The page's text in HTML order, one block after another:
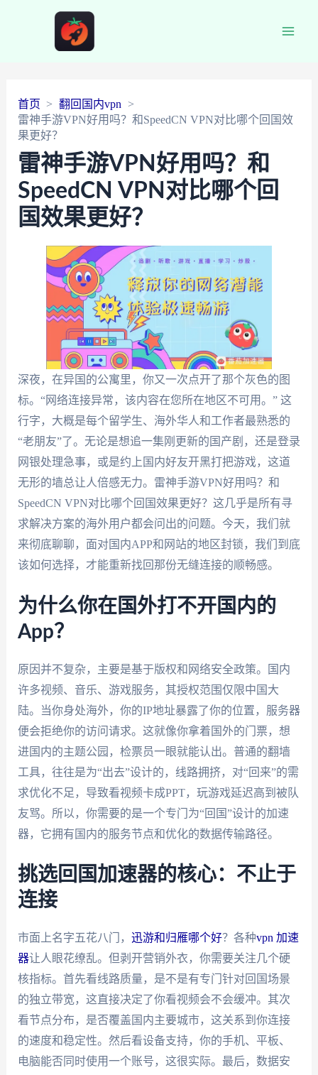
首页
翻回国内vpn
雷神手游VPN好用吗？和SpeedCN VPN对比哪个回国效
果更好？
雷神手游VPN好用吗？和
SpeedCN VPN对比哪个回
国效果更好？
深夜，在异国的公寓里，你又一次点开了那个灰色的图
标。“网络连接异常，该内容在您所在地区不可用。” 这
行字，大概是每个留学生、海外华人和工作者最熟悉的
“老朋友”了。无论是想追一集刚更新的国产剧，还是登录
网银处理急事，或是约上国内好友开黑打把游戏，这道
无形的墙总让人倍感无力。雷神手游VPN好用吗？和
SpeedCN VPN对比哪个回国效果更好？这几乎是所有寻
求解决方案的海外用户都会问出的问题。今天，我们就
来彻底聊聊，面对国内APP和网站的地区封锁，我们到底
该如何选择，才能重新找回那份无缝连接的顺畅感。
为什么你在国外打不开国内的
App？
原因并不复杂，主要是基于版权和网络安全政策。国内
许多视频、音乐、游戏服务，其授权范围仅限中国大
陆。当你身处海外，你的IP地址暴露了你的位置，服务器
便会拒绝你的访问请求。这就像你拿着国外的门票，想
进国内的主题公园，检票员一眼就能认出。普通的翻墙
工具，往往是为“出去”设计的，线路拥挤，对“回来”的需
求优化不足，导致看视频卡成PPT，玩游戏延迟高到被队
友骂。所以，你需要的是一个专门为“回国”设计的加速
器，它拥有国内的服务节点和优化的数据传输路径。
挑选回国加速器的核心：不止于
连接
市面上名字五花八门， 迅游和归雁哪个好？各种vpn 加速
器让人眼花缭乱。但剥开营销外衣，你需要关注几个硬
核指标。首先看线路质量，是不是有专门针对回国场景
的独立带宽，这直接决定了你看视频会不会缓冲。其次
看节点分布，是否覆盖国内主要城市，这关系到你连接
的速度和稳定性。然后看设备支持，你的手机、平板、
电脑能否同时使用一个账号，这很实际。最后，数据安